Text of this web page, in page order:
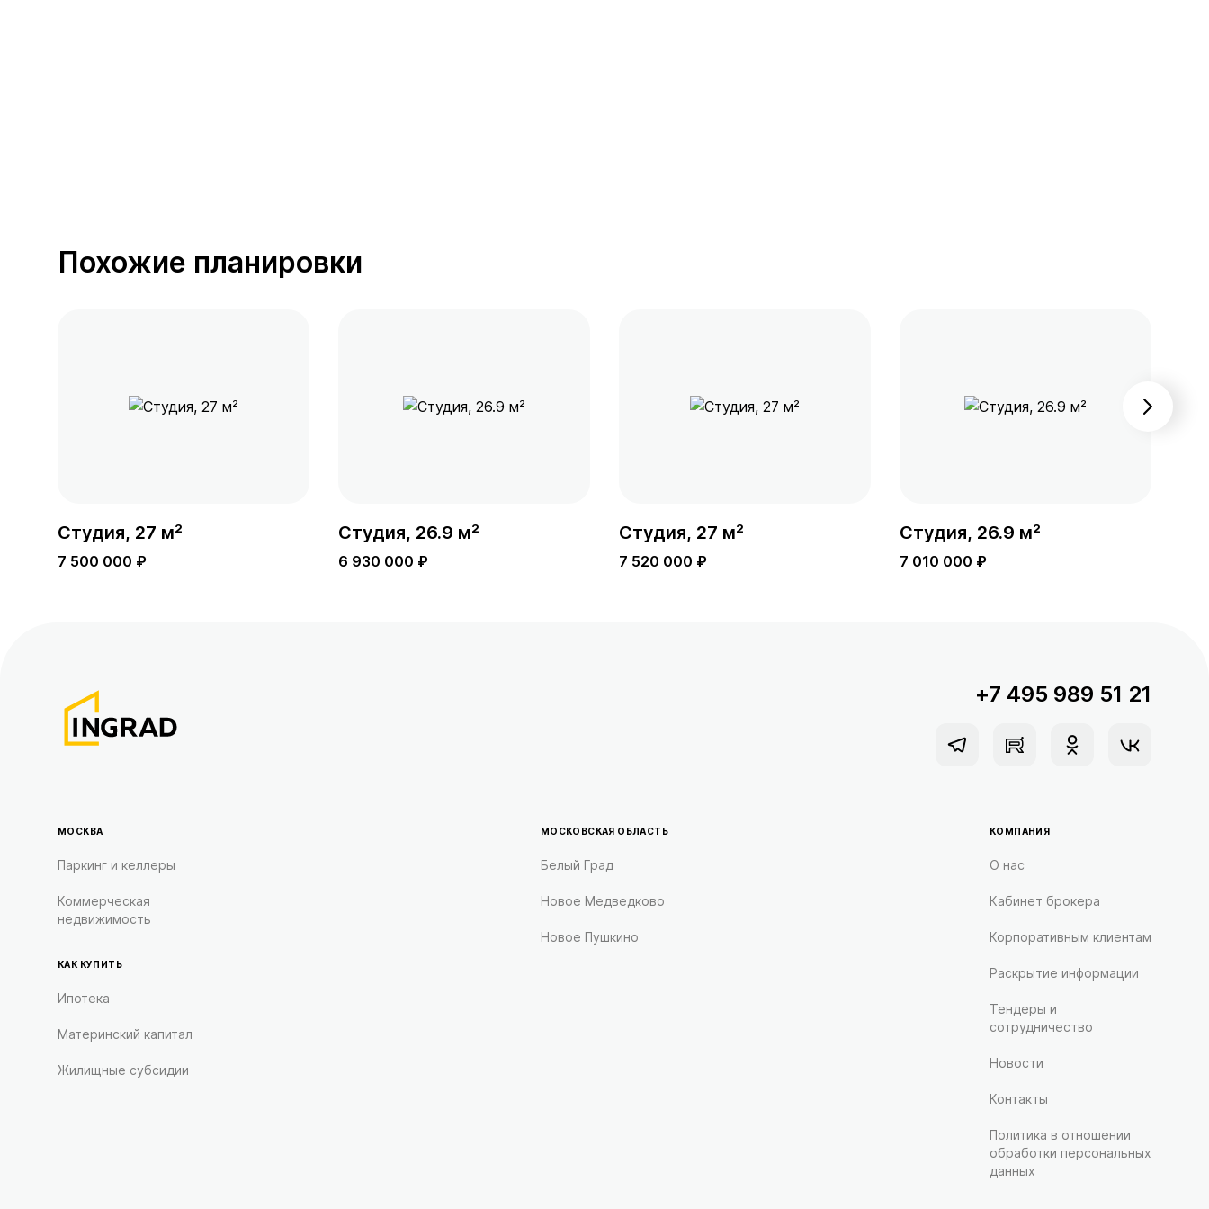
Похожие планировки
Студия, 27 м²
7 500 000 ₽
Студия, 26.9 м²
6 930 000 ₽
Студия, 27 м²
7 520 000 ₽
Студия, 26.9 м²
7 010 000 ₽
+7 495 989 51 21
МОСКВА
Паркинг и келлеры
Коммерческая
недвижимость
КАК КУПИТЬ
Ипотека
Материнский капитал
Жилищные субсидии
МОСКОВСКАЯ ОБЛАСТЬ
Белый Град
Новое Медведково
Новое Пушкино
КОМПАНИЯ
О нас
Кабинет брокера
Корпоративным клиентам
Раскрытие информации
Тендеры и
сотрудничество
Новости
Контакты
Политика в отношении
обработки персональных
данных